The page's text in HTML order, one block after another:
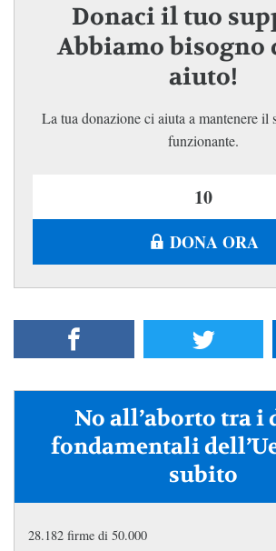
Donaci il tuo
Abbiamo bisogno
aiuto!
La tua donazione ci aiuta a mantenere il
funzionante.
DONA ORA
No all’aborto tra
fondamentali
subito
28.182 firme di 50.000